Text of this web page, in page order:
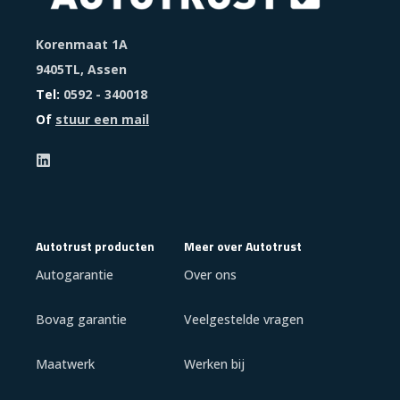
Korenmaat 1A
9405TL, Assen
Tel: 0592 - 340018
Of stuur een mail
Autotrust producten
Autogarantie
Bovag garantie
Maatwerk
Meer over Autotrust
Over ons
Veelgestelde vragen
Werken bij